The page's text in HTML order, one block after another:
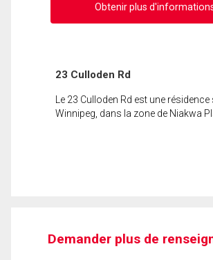
Obtenir plus
23 Culloden Rd
Le 23 Culloden Rd est une résidence
Winnipeg, dans la zone de Niakwa
Demander plus de